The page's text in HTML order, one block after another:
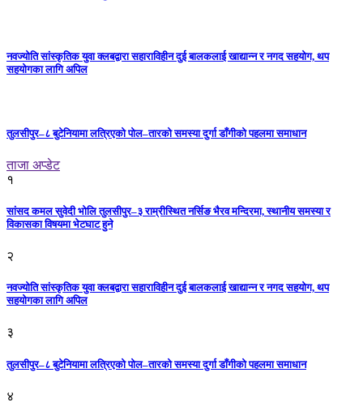
नवज्योति सांस्कृतिक युवा क्लबद्वारा सहाराविहीन दुई बालकलाई खाद्यान्न र नगद सहयोग, थप
सहयोगका लागि अपिल
तुलसीपुर–८ बुटेनियामा लत्रिएको पोल–तारको समस्या दुर्गा डाँगीको पहलमा समाधान
ताजा अप्डेट
१
सांसद कमल सुवेदी भोलि तुलसीपुर–३ राम्रीस्थित नर्सिङ भैरव मन्दिरमा, स्थानीय समस्या र
विकासका विषयमा भेटघाट हुने
२
नवज्योति सांस्कृतिक युवा क्लबद्वारा सहाराविहीन दुई बालकलाई खाद्यान्न र नगद सहयोग, थप
सहयोगका लागि अपिल
३
तुलसीपुर–८ बुटेनियामा लत्रिएको पोल–तारको समस्या दुर्गा डाँगीको पहलमा समाधान
४